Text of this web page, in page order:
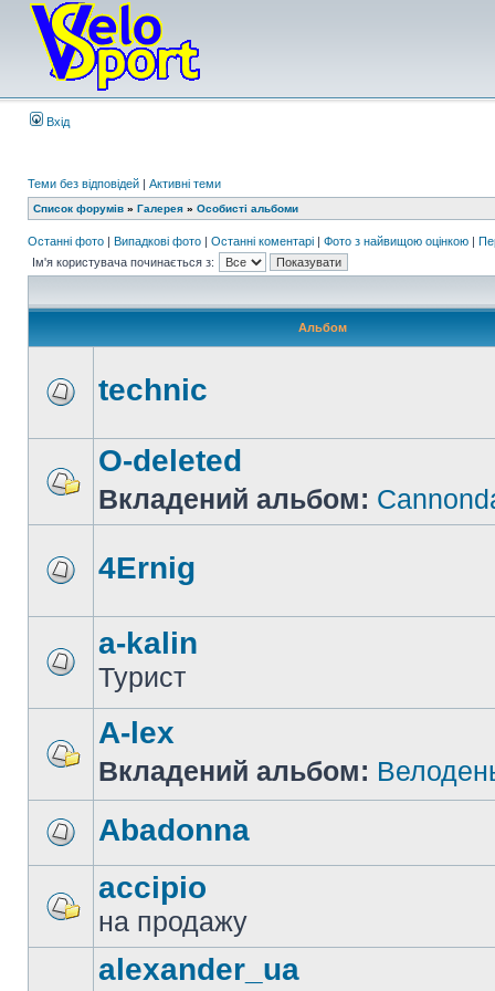
Вхід
Теми без відповідей | Активні теми
Список форумів » Галерея » Особисті альбоми
Останні фото | Випадкові фото | Останні коментарі | Фото з найвищою оцінкою |
Ім'я користувача починається з:
Альбом
technic
O-deleted
Вкладений альбом:
4Ernig
a-kalin
Турист
A-lex
Вкладений альбом:
Abadonna
accipio
на продажу
alexander_ua